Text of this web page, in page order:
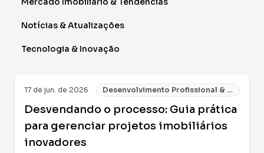
Notícias & Atualizações
Tecnologia & Inovação
17 de jun. de 2026 Desenvolvimento Profissional & Negócios
Desvendando o processo: Guia prática
para gerenciar projetos imobiliários
inovadores